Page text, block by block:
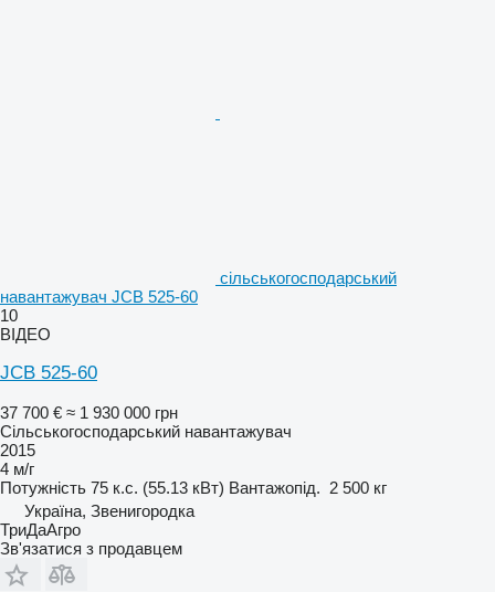
сільськогосподарський
навантажувач JCB 525-60
10
ВІДЕО
JCB 525-60
37 700 € ≈ 1 930 000 грн
Сільськогосподарський навантажувач
2015
4 м/г
Потужність 75 к.с. (55.13 кВт) Вантажопід. 2 500 кг
Україна, Звенигородка
ТриДаАгро
Зв'язатися з продавцем